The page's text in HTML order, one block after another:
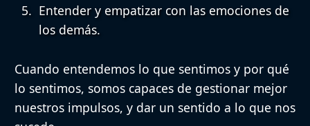
Entender y empatizar con las emociones de
los demás.
Cuando entendemos lo que sentimos y por qué
lo sentimos, somos capaces de gestionar mejor
nuestros impulsos, y dar un sentido a lo que nos